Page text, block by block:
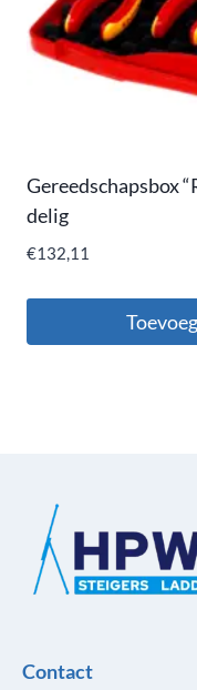
Gereedschapsbox
delig
€132,11
Contact